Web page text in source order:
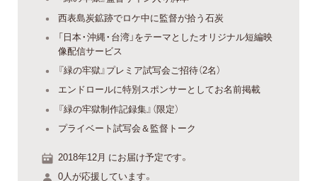
西表島炭鉱跡でロケ中に監督が拾う石炭
「日本・沖縄・台湾」をテーマとしたオリジナル短編映
像配信サービス
『緑の牢獄』プレミア試写会ご招待（2名）
エンドロールに特別スポンサーとしてお名前掲載
『緑の牢獄制作記録集』（限定）
プライベート試写会＆監督トーク
2018年12月 にお届け予定です。
0人が応援しています。